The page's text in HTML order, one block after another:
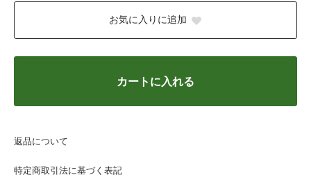
お気に入りに追加
カートに入れる
返品について
特定商取引法に基づく表記